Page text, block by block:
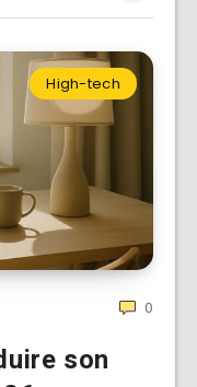
High-tech
0
son